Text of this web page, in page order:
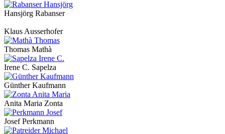
Hansjörg Rabanser
Klaus Ausserhofer
Thomas Mathà
Irene C. Sapelza
Günther Kaufmann
Anita Maria Zonta
Josef Perkmann